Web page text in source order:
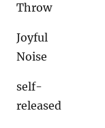
Throw
Joyful
Noise
self-
released